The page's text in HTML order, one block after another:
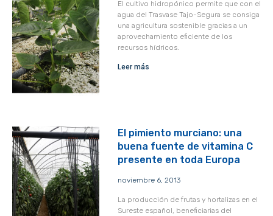
El cultivo hidropónico permite que con el
agua del Trasvase Tajo-Segura se consiga
una agricultura sostenible gracias a un
aprovechamiento eficiente de los
recursos hídricos.
Leer más
El pimiento murciano: una
buena fuente de vitamina C
presente en toda Europa
noviembre 6, 2013
La producción de frutas y hortalizas en el
Sureste español, beneficiarias del